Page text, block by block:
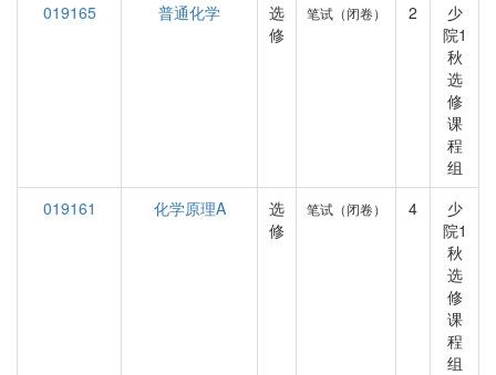
019165
普通化学
选
修
笔试（闭卷） 2
少
院1
秋
选
修
课
程
组
019161
化学原理A
选
修
笔试（闭卷） 4
少
院1
秋
选
修
课
程
组